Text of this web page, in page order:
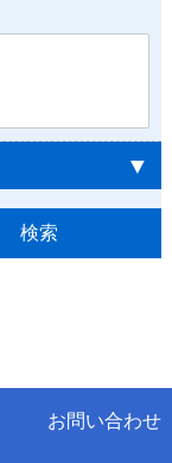
▼
お問い合わせ